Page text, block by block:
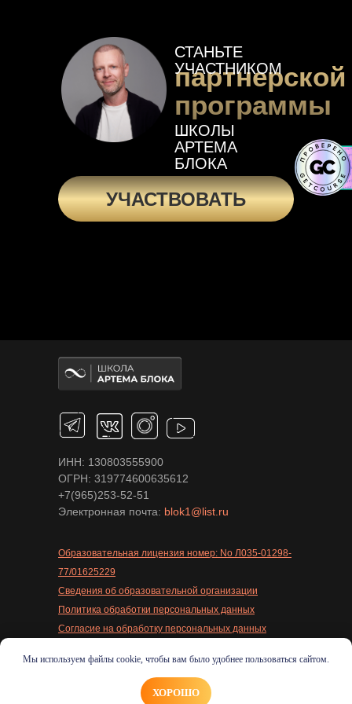
партнерской
программы
ШКОЛЫ
АРТЕМА
БЛОКА
СТАНЬТЕ
УЧАСТНИКОМ
УЧАСТВОВАТЬ
© 2018-2026. Все права защищены, ИП Блок А.А.
Образовательная лицензия номер: No Л035-01298-
77/01625229
Сведения об образовательной организации
Политика обработки персональных данных
Согласие на обработку персональных данных
Публичная оферта
ИНН: 130803555900
ОГРН: 319774600635612
+7(965)253-52-51
Электронная почта: blok1@list.ru
Мы используем файлы cookie, чтобы вам было удобнее пользоваться сайтом.
ХОРОШО